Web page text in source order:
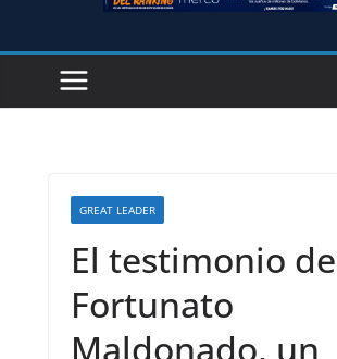
GREAT LEADER
El testimonio de
Fortunato
Maldonado, un